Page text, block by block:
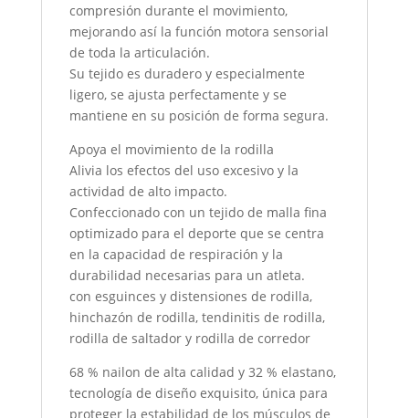
compresión durante el movimiento,
mejorando así la función motora sensorial
de toda la articulación.
Su tejido es duradero y especialmente
ligero, se ajusta perfectamente y se
mantiene en su posición de forma segura.
Apoya el movimiento de la rodilla
Alivia los efectos del uso excesivo y la
actividad de alto impacto.
Confeccionado con un tejido de malla fina
optimizado para el deporte que se centra
en la capacidad de respiración y la
durabilidad necesarias para un atleta.
con esguinces y distensiones de rodilla,
hinchazón de rodilla, tendinitis de rodilla,
rodilla de saltador y rodilla de corredor
68 % nailon de alta calidad y 32 % elastano,
tecnología de diseño exquisito, única para
proteger la estabilidad de los músculos de